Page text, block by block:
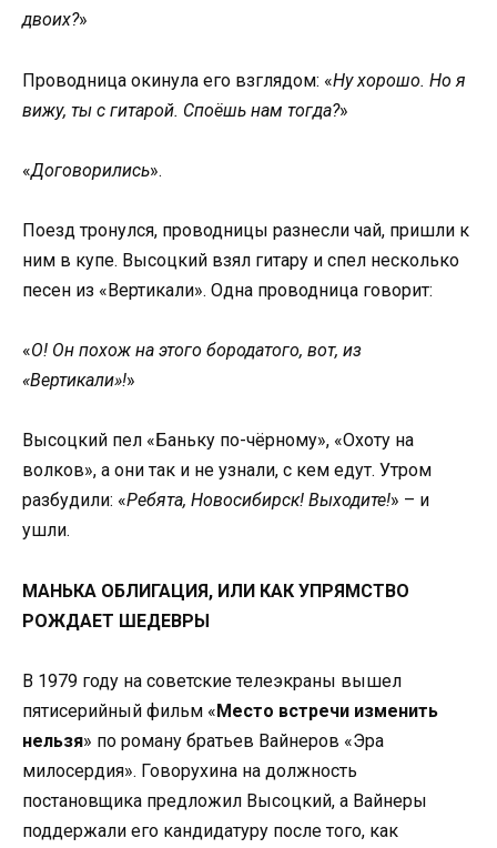
двоих?»
Проводница окинула его взглядом: «Ну хорошо. Но я
вижу, ты с гитарой. Споёшь нам тогда?»
«Договорились».
Поезд тронулся, проводницы разнесли чай, пришли к
ним в купе. Высоцкий взял гитару и спел несколько
песен из «Вертикали». Одна проводница говорит:
«О! Он похож на этого бородатого, вот, из
«Вертикали»!»
Высоцкий пел «Баньку по-чёрному», «Охоту на
волков», а они так и не узнали, с кем едут. Утром
разбудили: «Ребята, Новосибирск! Выходите!» – и
ушли.
МАНЬКА ОБЛИГАЦИЯ, ИЛИ КАК УПРЯМСТВО
РОЖДАЕТ ШЕДЕВРЫ
В 1979 году на советские телеэкраны вышел
пятисерийный фильм «Место встречи изменить
нельзя» по роману братьев Вайнеров «Эра
милосердия». Говорухина на должность
постановщика предложил Высоцкий, а Вайнеры
поддержали его кандидатуру после того, как